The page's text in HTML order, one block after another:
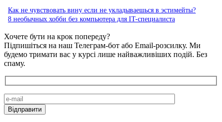
Как не чувствовать вину если не укладываешься в эстимейты?
8 необычных хобби без компьютера для IT-специалиста
Хочете бути на крок попереду?
Підпишіться на наш Телеграм-бот або Email-розсилку. Ми
будемо тримати вас у курсі лише найважливіших подій. Без
спаму.